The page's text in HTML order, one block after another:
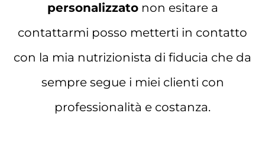
personalizzatonon esitare a
contattarmi posso metterti in contatto
con la mia nutrizionista di fiducia che da
sempre segue i miei clienti con
professionalità e costanza.